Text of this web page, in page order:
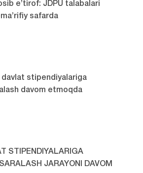
e’tirof: JDPU talabalari
safarda
davlat stipendiyalariga
davom etmoqda
STIPENDIYALARIGA
JARAYONI DAVOM